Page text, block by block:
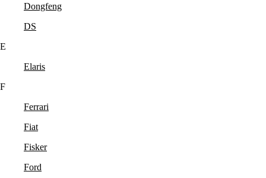
Dongfeng
DS
E
Elaris
F
Ferrari
Fiat
Fisker
Ford